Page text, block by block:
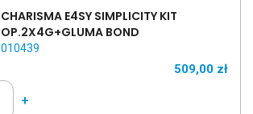
CHARISMA E4SY SIMPLICITY KIT
OP.2X4G+GLUMA BOND
010439
509,00 zł
+